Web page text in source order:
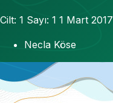
Cilt: 1 Sayı: 1 1 Mart 2017
Necla Köse